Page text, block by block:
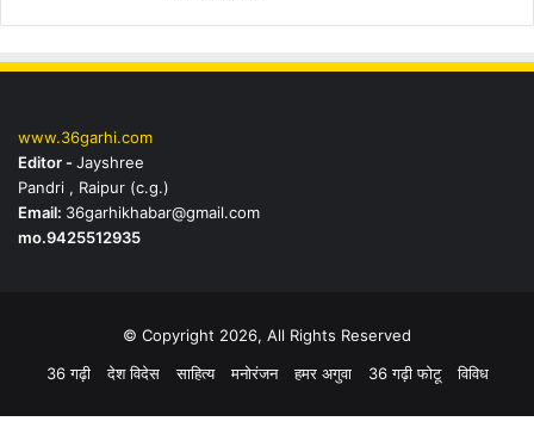
www.36garhi.com
Editor -Jayshree
Pandri , Raipur (c.g.)
Email: 36garhikhabar@gmail.com
mo.9425512935
© Copyright 2026, All Rights Reserved
36 गढ़ी
देश विदेस साहित्य मनोरंजन हमर अगुवा 36 गढ़ी फोटू विविध